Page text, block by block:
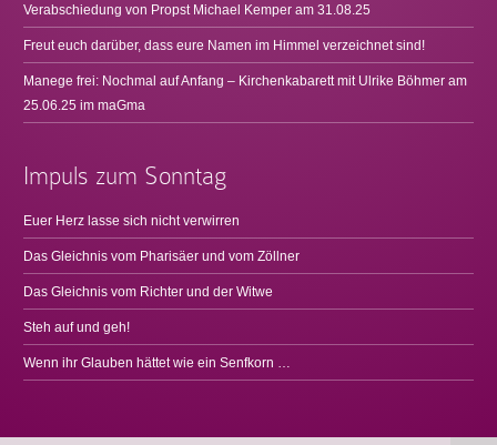
Verabschiedung von Propst Michael Kemper am 31.08.25
Freut euch darüber, dass eure Namen im Himmel verzeichnet sind!
Manege frei: Nochmal auf Anfang – Kirchenkabarett mit Ulrike Böhmer am
25.06.25 im maGma
Impuls zum Sonntag
Euer Herz lasse sich nicht verwirren
Das Gleichnis vom Pharisäer und vom Zöllner
Das Gleichnis vom Richter und der Witwe
Steh auf und geh!
Wenn ihr Glauben hättet wie ein Senfkorn …